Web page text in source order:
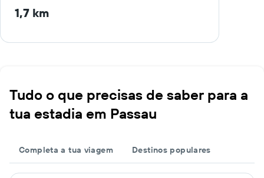
1,7 km
Tudo o que precisas de saber para a
tua estadia em Passau
Completa a tua viagem Destinos populares